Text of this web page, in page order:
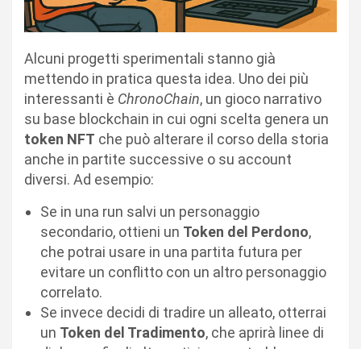
Alcuni progetti sperimentali stanno già
mettendo in pratica questa idea. Uno dei più
interessanti è ChronoChain, un gioco narrativo
su base blockchain in cui ogni scelta genera un
token NFT che può alterare il corso della storia
anche in partite successive o su account
diversi. Ad esempio:
Se in una run salvi un personaggio
secondario, ottieni un Token del Perdono,
che potrai usare in una partita futura per
evitare un conflitto con un altro personaggio
correlato.
Se invece decidi di tradire un alleato, otterrai
un Token del Tradimento, che aprirà linee di